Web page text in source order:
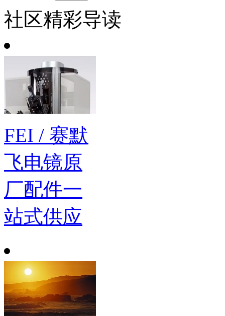
社区精彩导读
FEI / 赛默
飞电镜原
厂配件一
站式供应